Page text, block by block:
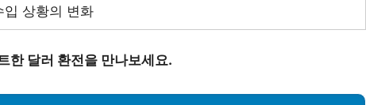
입 상황의 변화
한 달러 환전을 만나보세요.